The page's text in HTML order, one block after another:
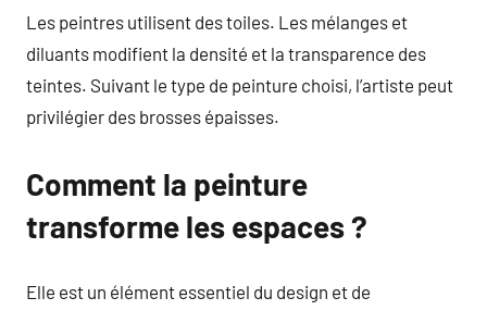
Les peintres utilisent des toiles. Les mélanges et
diluants modifient la densité et la transparence des
teintes. Suivant le type de peinture choisi, l’artiste peut
privilégier des brosses épaisses.
Comment la peinture
transforme les espaces ?
Elle est un élément essentiel du design et de